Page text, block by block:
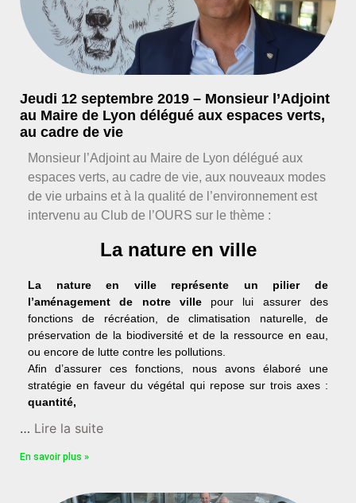
Jeudi 12 septembre 2019 – Monsieur l’Adjoint
au Maire de Lyon délégué aux espaces verts,
au cadre de vie
Monsieur l’Adjoint au Maire de Lyon délégué aux
espaces verts, au cadre de vie, aux nouveaux modes
de vie urbains et à la qualité de l’environnement est
intervenu au Club de l’OURS sur le thème :
La nature en ville
La nature en ville représente un pilier de
l’aménagement de notre villepour lui assurer des
fonctions de récréation, de climatisation naturelle, de
préservation de la biodiversité et de la ressource en eau,
ou encore de lutte contre les pollutions.
Afin d’assurer ces fonctions, nous avons élaboré une
stratégie en faveur du végétal qui repose sur trois axes :
quantité,
… Lire la suite
En savoir plus »